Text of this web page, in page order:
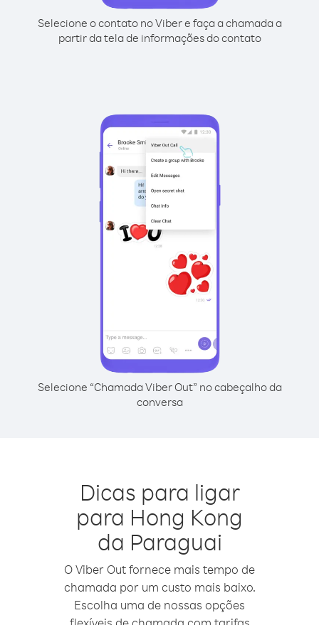
Selecione o contato no Viber e faça a chamada a
partir da tela de informações do contato
Selecione “Chamada Viber Out” no cabeçalho da
conversa
Dicas para ligar
para Hong Kong
da Paraguai
O Viber Out fornece mais tempo de
chamada por um custo mais baixo.
Escolha uma de nossas opções